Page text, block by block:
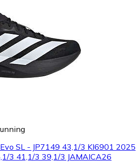
SL - JP7149 43,1/3 KI6901 2025
3 41,1/3 39,1/3 JAMAICA26